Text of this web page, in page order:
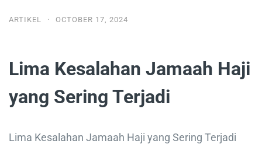
ARTIKEL · OCTOBER 17, 2024
Lima Kesalahan Jamaah Haji
yang Sering Terjadi
Lima Kesalahan Jamaah Haji yang Sering Terjadi